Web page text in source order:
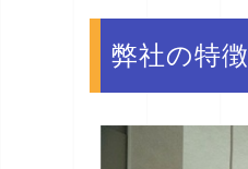
弊社の特徴